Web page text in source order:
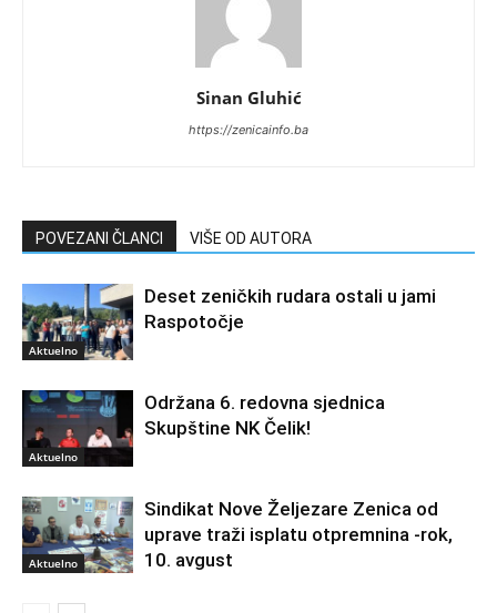
Sinan Gluhić
https://zenicainfo.ba
POVEZANI ČLANCI VIŠE OD AUTORA
Aktuelno
Deset zeničkih rudara ostali u jami
Raspotočje
Aktuelno
Održana 6. redovna sjednica
Skupštine NK Čelik!
Aktuelno
Sindikat Nove Željezare Zenica od
uprave traži isplatu otpremnina -rok,
10. avgust